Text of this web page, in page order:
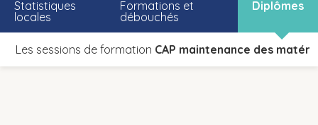
Statistiques
locales
Formations et
débouchés
Diplômes
Les sessions de formation CAP maintenance des